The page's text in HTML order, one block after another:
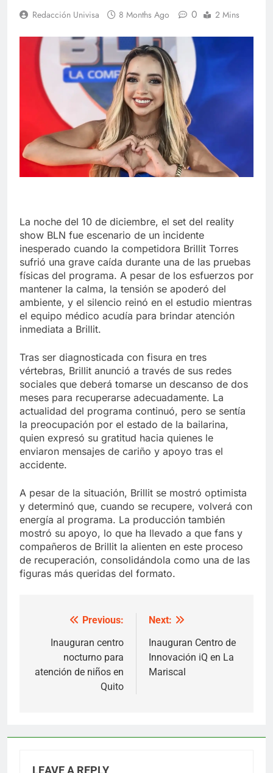
Redacción Univisa 8 Months Ago 0 2 Mins
La noche del 10 de diciembre, el set del reality
show BLN fue escenario de un incidente
inesperado cuando la competidora Brillit Torres
sufrió una grave caída durante una de las pruebas
físicas del programa. A pesar de los esfuerzos por
mantener la calma, la tensión se apoderó del
ambiente, y el silencio reinó en el estudio mientras
el equipo médico acudía para brindar atención
inmediata a Brillit.
Tras ser diagnosticada con fisura en tres
vértebras, Brillit anunció a través de sus redes
sociales que deberá tomarse un descanso de dos
meses para recuperarse adecuadamente. La
actualidad del programa continuó, pero se sentía
la preocupación por el estado de la bailarina,
quien expresó su gratitud hacia quienes le
enviaron mensajes de cariño y apoyo tras el
accidente.
A pesar de la situación, Brillit se mostró optimista
y determinó que, cuando se recupere, volverá con
energía al programa. La producción también
mostró su apoyo, lo que ha llevado a que fans y
compañeros de Brillit la alienten en este proceso
de recuperación, consolidándola como una de las
figuras más queridas del formato.
navigation
Previous:
Inauguran centro
nocturno para
atención de niños en
Quito
Next:
Inauguran Centro de
Innovación iQ en La
Mariscal